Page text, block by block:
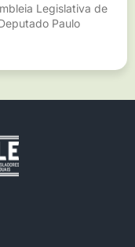
Legislativa de
Paulo